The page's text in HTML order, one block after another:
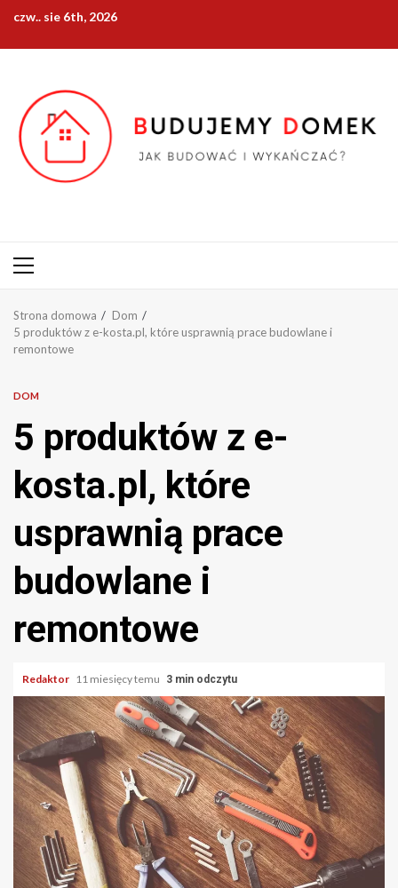
treści
czw.. sie 6th, 2026
Menu
Strona domowa
Dom
5 produktów z e-kosta.pl, które usprawnią prace budowlane i
remontowe
DOM
5 produktów z e-
kosta.pl, które
usprawnią prace
budowlane i
remontowe
Redaktor 11 miesięcy temu 3 min odczytu